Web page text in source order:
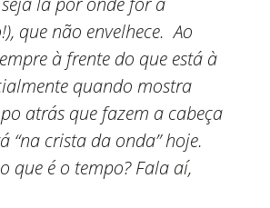
que não envelhece. Ao
à frente do que está à
quando mostra
atrás que fazem a cabeça
“na crista da onda” hoje.
que é o tempo? Fala aí,